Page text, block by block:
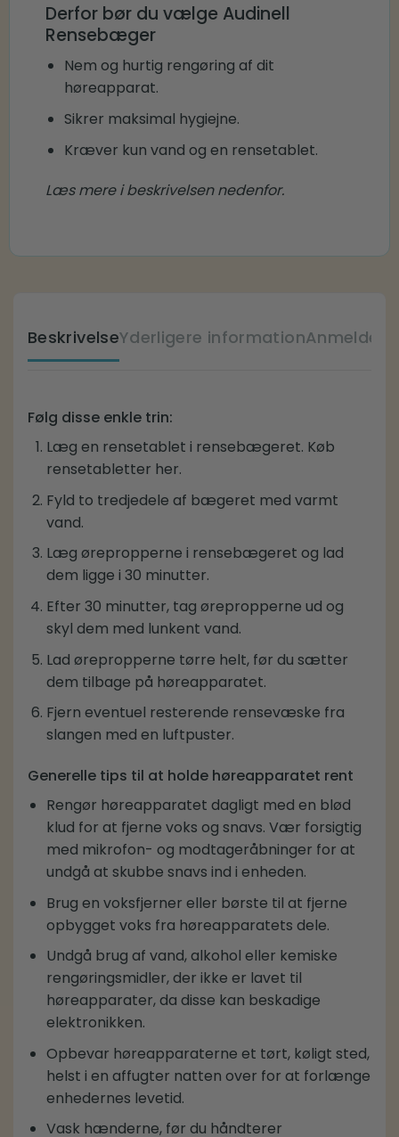
Derfor bør du vælge Audinell
Rensebæger
Nem og hurtig rengøring af dit
høreapparat.
Sikrer maksimal hygiejne.
Kræver kun vand og en rensetablet.
Læs mere i beskrivelsen nedenfor.
BeskrivelseYderligere information
Følg disse enkle trin:
Læg en rensetablet i rensebægeret. Køb
rensetabletter her.
Fyld to tredjedele af bægeret med varmt
vand.
Læg ørepropperne i rensebægeret og lad
dem ligge i 30 minutter.
Efter 30 minutter, tag ørepropperne ud og
skyl dem med lunkent vand.
Lad ørepropperne tørre helt, før du sætter
dem tilbage på høreapparatet.
Fjern eventuel resterende rensevæske fra
slangen med en luftpuster.
Generelle tips til at holde høreapparatet rent
Rengør høreapparatet dagligt med en blød
klud for at fjerne voks og snavs. Vær forsigtig
med mikrofon- og modtageråbninger for at
undgå at skubbe snavs ind i enheden.
Brug en voksfjerner eller børste til at fjerne
opbygget voks fra høreapparatets dele.
Undgå brug af vand, alkohol eller kemiske
rengøringsmidler, der ikke er lavet til
høreapparater, da disse kan beskadige
elektronikken.
Opbevar høreapparaterne et tørt, køligt sted,
helst i en affugter natten over for at forlænge
enhedernes levetid.
Vask hænderne, før du håndterer